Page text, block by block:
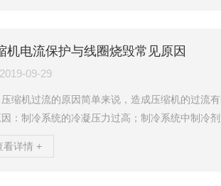
统内的压缩机气缸内、冷凝器内、蒸发器内以及系
空气，在充注制冷剂前为了排除这些空气，需要
机电流保护与线圈烧毁常见原因
2019-09-29
缩机过流的原因简单来说，造成压缩机的过流
：制冷系统的冷凝压力过高；制冷系统中制冷剂
如外机装在封闭式阳台内，狭小的过道内，屋内等
看详情 +